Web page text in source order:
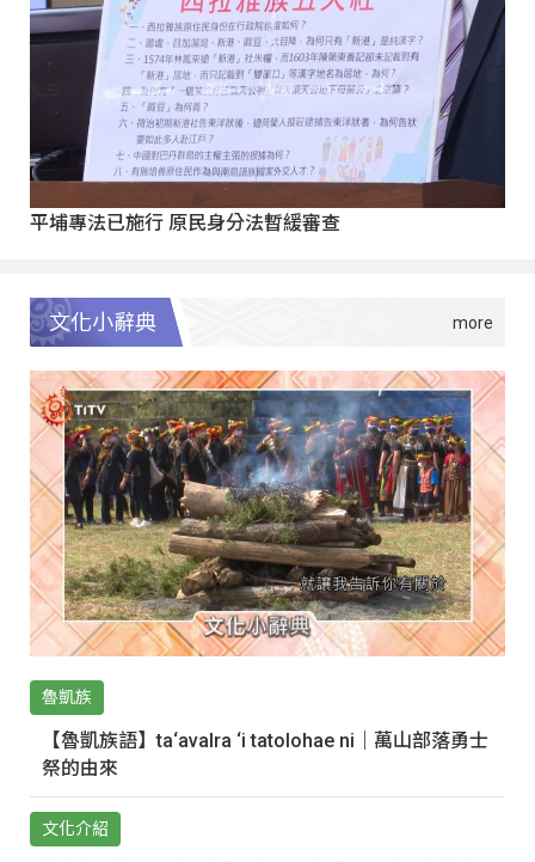
平埔專法已施行 原民身分法暫緩審查
文化小辭典
魯凱族
【魯凱族語】ta‘avalra ‘i tatolohae ni｜萬山部落勇士
祭的由來
文化介紹